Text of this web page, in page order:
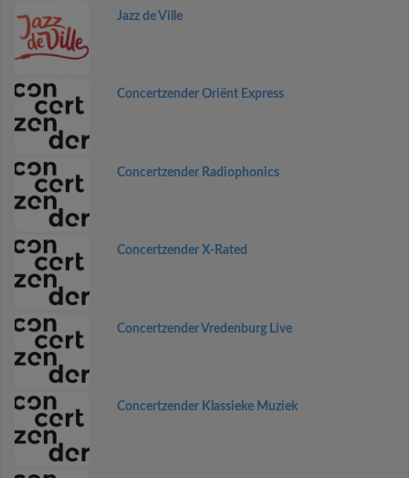
Jazz de Ville
Concertzender Oriënt Express
Concertzender Radiophonics
Concertzender X-Rated
Concertzender Vredenburg Live
Concertzender Klassieke Muziek